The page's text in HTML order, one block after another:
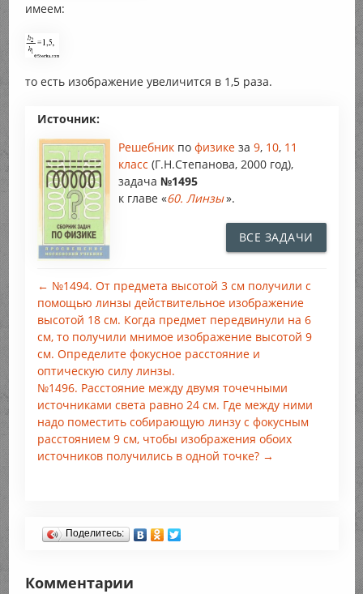
имеем:
то есть изображение увеличится в 1,5 раза.
Источник:
Решебник по физике за 9, 10, 11
класс (Г.Н.Степанова, 2000 год),
задача №1495
к главе «60. Линзы».
ВСЕ ЗАДАЧИ
← №1494. От предмета высотой 3 см получили с
помощью линзы действительное изображение
высотой 18 см. Когда предмет передвинули на 6
см, то получили мнимое изображение высотой 9
см. Определите фокусное расстояние и
оптическую силу линзы.
№1496. Расстояние между двумя точечными
источниками света равно 24 см. Где между ними
надо поместить собирающую линзу с фокусным
расстоянием 9 см, чтобы изображения обоих
источников получились в одной точке? →
Поделитесь:
Комментарии